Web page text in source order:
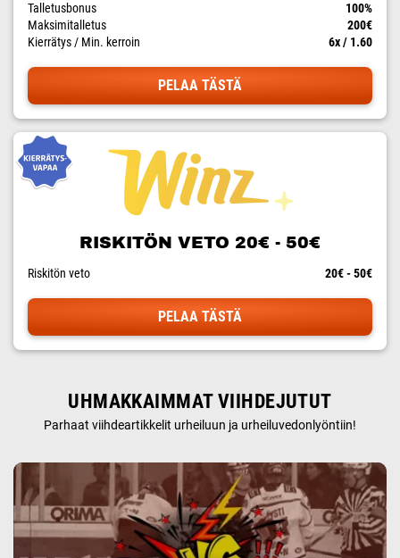
Talletusbonus
100%
Maksimitalletus
200€
Kierrätys / Min. kerroin
6x / 1.60
PELAA TÄSTÄ
RISKITÖN VETO 20€ - 50€
Riskitön veto 20€ - 50€
PELAA TÄSTÄ
UHMAKKAIMMAT VIIHDEJUTUT
Parhaat viihdeartikkelit urheiluun ja urheiluvedonlyöntiin!